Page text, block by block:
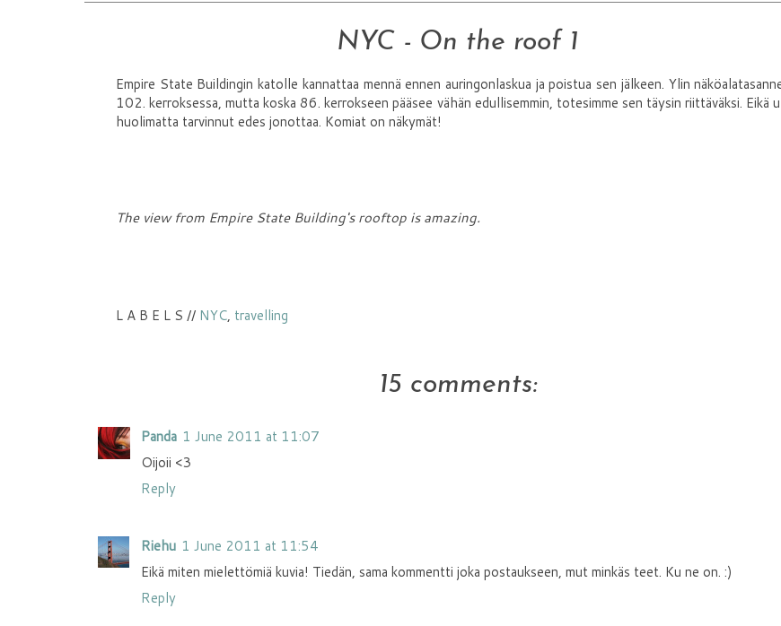
NYC - On the roof 1
Empire State Buildingin katolle kannattaa mennä ennen auringonlaskua ja poistua sen jälkeen. Ylin
102. kerroksessa, mutta koska 86. kerrokseen pääsee vähän edullisemmin, totesimme sen täysin riittäväksi. Eikä
huolimatta tarvinnut edes jonottaa. Komiat on näkymät!
The view from Empire State Building's rooftop is amazing.
L A B E L S // NYC, travelling
15 comments:
Panda 1 June 2011 at 11:07
Oijoii <3
Reply
Riehu 1 June 2011 at 11:54
Eikä miten mielettömiä kuvia! Tiedän, sama kommentti joka postaukseen, mut minkäs teet. Ku ne on. :)
Reply